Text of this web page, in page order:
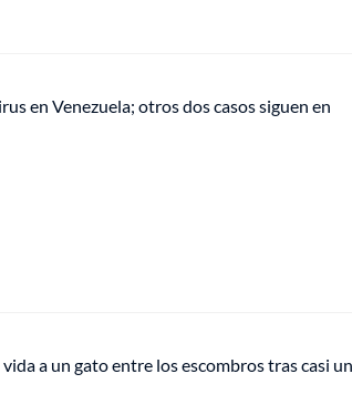
en Venezuela; otros dos casos siguen en
a un gato entre los escombros tras casi